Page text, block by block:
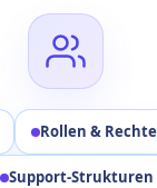
Rollen & Rechte
Support-Strukturen